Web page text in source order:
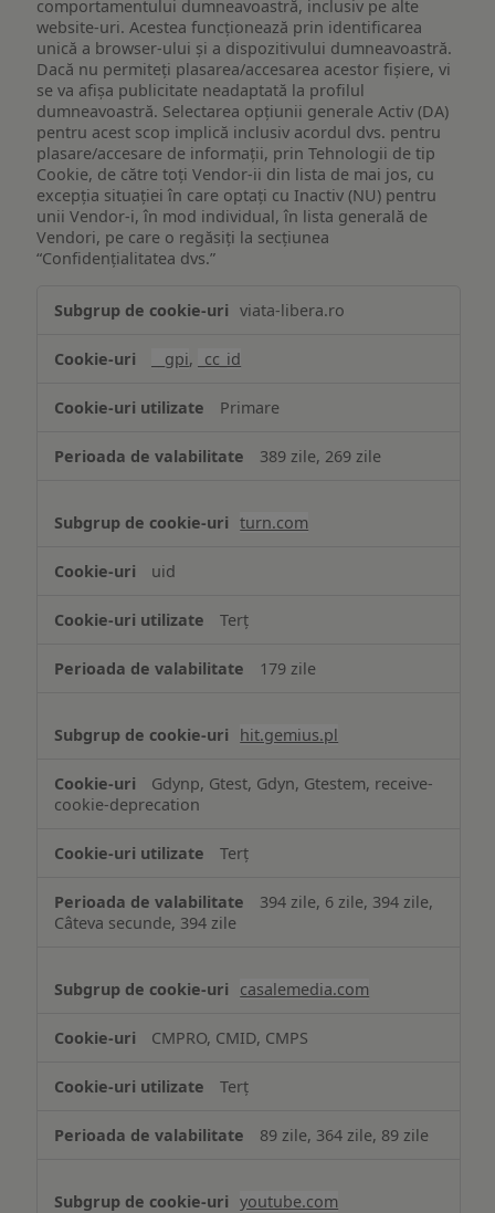
comportamentului dumneavoastră, inclusiv pe alte
website-uri. Acestea funcționează prin identificarea
unică a browser-ului și a dispozitivului dumneavoastră.
Dacă nu permiteți plasarea/accesarea acestor fișiere, vi
se va afișa publicitate neadaptată la profilul
dumneavoastră. Selectarea opțiunii generale Activ (DA)
pentru acest scop implică inclusiv acordul dvs. pentru
plasare/accesare de informații, prin Tehnologii de tip
Cookie, de către toți Vendor-ii din lista de mai jos, cu
excepția situației în care optați cu Inactiv (NU) pentru
unii Vendor-i, în mod individual, în lista generală de
Vendori, pe care o regăsiți la secțiunea
“Confidențialitatea dvs.”
țintită
viata-libera.ro
__gpi, _cc_id
Primare
389 zile, 269 zile
turn.com
uid
Terț
179 zile
hit.gemius.pl
Gdynp, Gtest, Gdyn, Gtestem, receive-
cookie-deprecation
Terț
394 zile, 6 zile, 394 zile,
Câteva secunde, 394 zile
casalemedia.com
CMPRO, CMID, CMPS
Terț
89 zile, 364 zile, 89 zile
youtube.com